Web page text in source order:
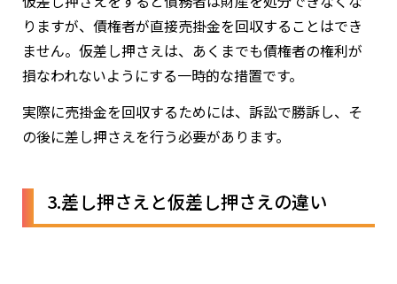
りますが、債権者が直接売掛金を回収することはでき
ません。仮差し押さえは、あくまでも債権者の権利が
損なわれないようにする一時的な措置です。
実際に売掛金を回収するためには、訴訟で勝訴し、そ
の後に差し押さえを行う必要があります。
3.差し押さえと仮差し押さえの違い